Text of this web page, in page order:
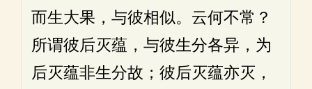
而生大果，与彼相似。云何不常？
所谓彼后灭蕴，与彼生分各异，为
后灭蕴非生分故；彼后灭蕴亦灭，